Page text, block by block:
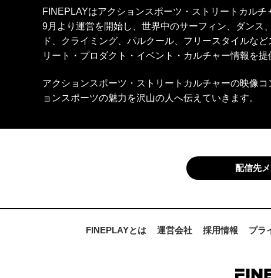
FINEPLAYはアクションスポーツ・ストリートカル
9月より運営を開始し、世界中のサーフィン、ダンス
ド、クライミング、パルクール、フリースタイルな
リート・プロダクト・イベント・カルチャー情報を提
アクションスポーツ・ストリートカルチャーの映像
ョンスポーツの魅力を沢山の人へ伝えていきます。
配信先
FINEPLAYとは 運営会社 採用情報 プラ